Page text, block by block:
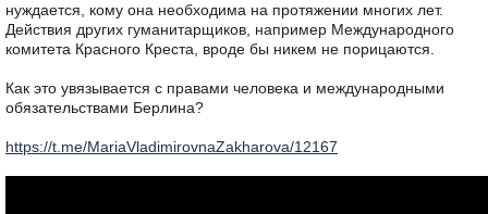
нуждается, кому она необходима на протяжении многих лет.
Действия других гуманитарщиков, например Международного
комитета Красного Креста, вроде бы никем не порицаются.
Как это увязывается с правами человека и международными
обязательствами Берлина?
https://t.me/MariaVladimirovnaZakharova/12167